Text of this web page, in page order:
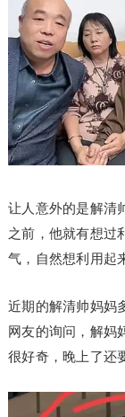
让人意外的是解清
之前，他就有想过
气，自然想利用起
近期的解清帅妈妈
网友的询问，解妈
很好奇，晚上了还